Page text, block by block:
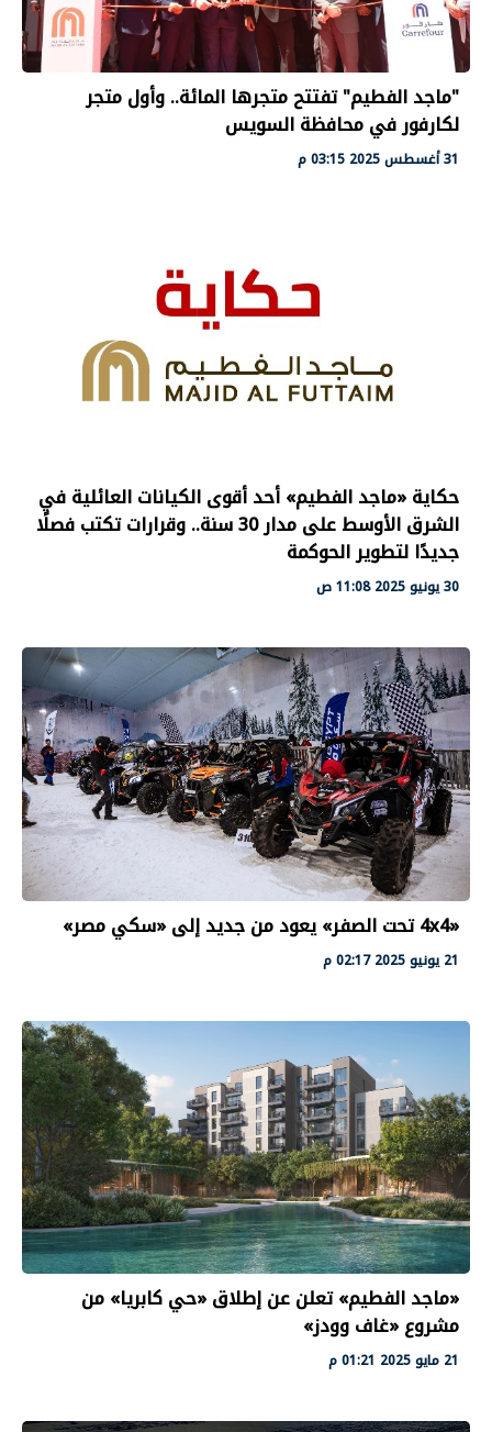
"ماجد الفطيم" تفتتح متجرها المائة.. وأول متجر
لكارفور في محافظة السويس
31 أغسطس 2025 03:15 م
حكاية «ماجد الفطيم» أحد أقوى الكيانات العائلية في
الشرق الأوسط على مدار 30 سنة.. وقرارات تكتب فصلًا
جديدًا لتطوير الحوكمة
30 يونيو 2025 11:08 ص
«4x4 تحت الصفر» يعود من جديد إلى «سكي مصر»
21 يونيو 2025 02:17 م
«ماجد الفطيم» تعلن عن إطلاق «حي كابريا» من
مشروع «غاف وودز»
21 مايو 2025 01:21 م